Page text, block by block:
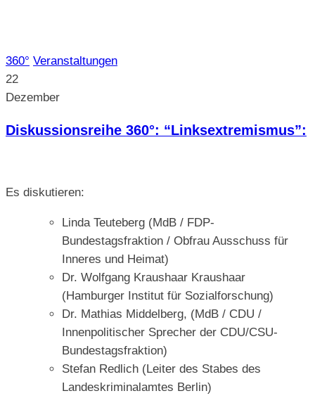
360° Veranstaltungen
22
Dezember
Diskussionsreihe 360°: “Linksextremismus”:
Es diskutieren:
Linda Teuteberg (MdB / FDP-
Bundestagsfraktion / Obfrau Ausschuss für
Inneres und Heimat)
Dr. Wolfgang Kraushaar Kraushaar
(Hamburger Institut für Sozialforschung)
Dr. Mathias Middelberg, (MdB / CDU /
Innenpolitischer Sprecher der CDU/CSU-
Bundestagsfraktion)
Stefan Redlich (Leiter des Stabes des
Landeskriminalamtes Berlin)